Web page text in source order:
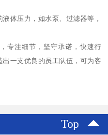
体压力，如水泵、过滤器等，
专注细节，坚守承诺，快速行
一支优良的员工队伍，可为客
Top